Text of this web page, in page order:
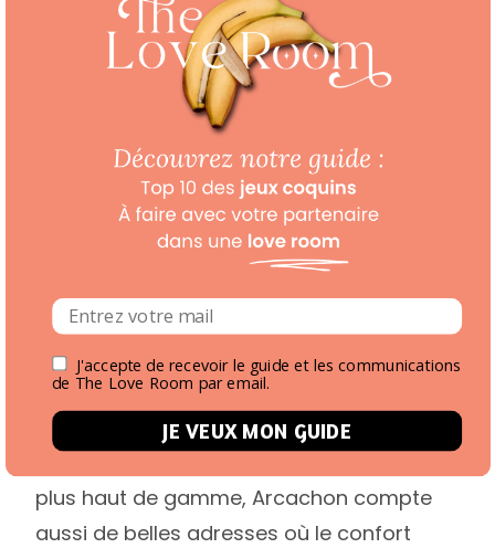
spa, et souvent une terrasse ouverte sur
Love Rooms» s’adressent aux
couples qui veulent se retrouver dans une
atmosphère plus feutrée. Décoration
soignée, lumière tamisée, bain à remous
tout est réuni pour donner à votre nuit un
ton plus complice et plus sensuel.
Hôtel de luxe 4 et 5 étoiles :
plus haut de gamme, Arcachon compte
aussi de belles adresses où le confort
JE VEUX MON GUIDE
J'accepte de recevoir le guide et les communications
de The Love Room par email.